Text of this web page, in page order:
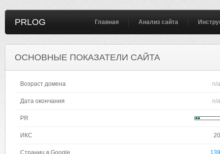
PRLOG Главная Анализ сайта
ОСНОВНЫЕ ПОКАЗАТЕЛИ САЙТА
Возраст домена n/a
Дата окончания n/a
PR
ИКС 20
Страниц в Google 139